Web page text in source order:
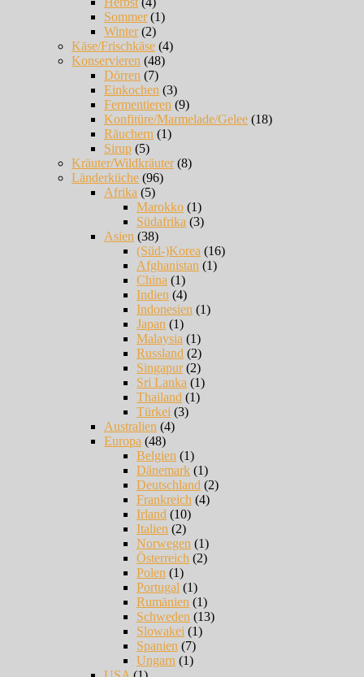
Sommer(1)
Winter(2)
Käse/Frischkäse (4)
Konservieren (48)
Dörren (7)
Einkochen (3)
Fermentieren (9)
Konfitüre/Marmelade/Gelee (18)
Räuchern (1)
Sirup (5)
Kräuter/Wildkräuter(8)
Länderküche (96)
Afrika (5)
Marokko (1)
Südafrika (3)
Asien (38)
(Süd-)Korea (16)
Afghanistan (1)
China (1)
Indien (4)
Indonesien (1)
Japan (1)
Malaysia (1)
Russland (2)
Singapur(2)
Sri Lanka (1)
Thailand (1)
Türkei (3)
Australien (4)
Europa (48)
Belgien (1)
Dänemark (1)
Deutschland (2)
Frankreich (4)
Irland (10)
Italien (2)
Norwegen (1)
Österreich (2)
Polen (1)
Portugal (1)
Rumänien (1)
Schweden (13)
Slowakei (1)
Spanien (7)
Ungarn (1)